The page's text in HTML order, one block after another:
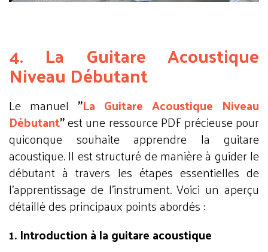
4. La Guitare Acoustique
Niveau Débutant
Le manuel "La Guitare Acoustique Niveau
Débutant"est une ressource PDF précieuse pour
quiconque souhaite apprendre la guitare
acoustique. Il est structuré de manière à guider le
débutant à travers les étapes essentielles de
l'apprentissage de l'instrument. Voici un aperçu
détaillé des principaux points abordés :
1. Introduction à la guitare acoustique